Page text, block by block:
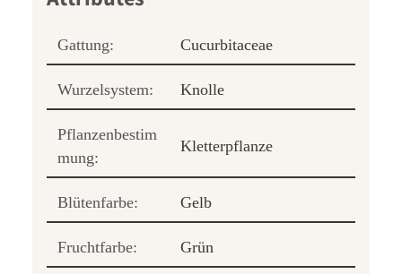
Gattung: Cucurbitaceae
Wurzelsystem: Knolle
Pflanzenbestim
mung:
Kletterpflanze
Blütenfarbe: Gelb
Fruchtfarbe: Grün